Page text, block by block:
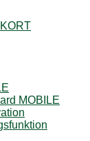
MOBILE